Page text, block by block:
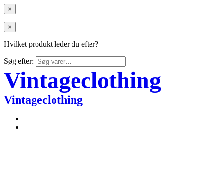
×
×
Hvilket produkt leder du efter?
Søg efter:
Vintageclothing
Vintageclothing